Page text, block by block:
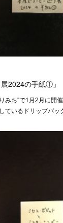
2024の手紙①」
みち"で1月2月に開
ているドリップパ